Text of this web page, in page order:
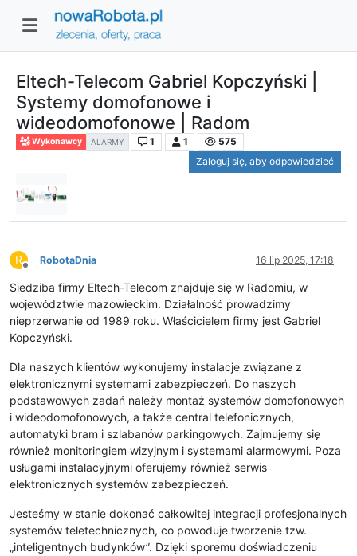
Eltech-Telecom Gabriel Kopczyński |
Systemy domofonowe i
wideodomofonowe | Radom
Wykonawcy ALARMY 1 1
575
Zaloguj się, aby odpowiedzieć
R
Niedostępny
RobotaDnia 16 lip 2025, 17:18
Siedziba firmy Eltech-Telecom znajduje się w Radomiu, w
województwie mazowieckim. Działalność prowadzimy
nieprzerwanie od 1989 roku. Właścicielem firmy jest Gabriel
Kopczyński.
Dla naszych klientów wykonujemy instalacje związane z
elektronicznymi systemami zabezpieczeń. Do naszych
podstawowych zadań należy montaż systemów domofonowych
i wideodomofonowych, a także central telefonicznych,
automatyki bram i szlabanów parkingowych. Zajmujemy się
również monitoringiem wizyjnym i systemami alarmowymi. Poza
usługami instalacyjnymi oferujemy również serwis
elektronicznych systemów zabezpieczeń.
Jesteśmy w stanie dokonać całkowitej integracji profesjonalnych
systemów teletechnicznych, co powoduje tworzenie tzw.
„inteligentnych budynków”. Dzięki sporemu doświadczeniu